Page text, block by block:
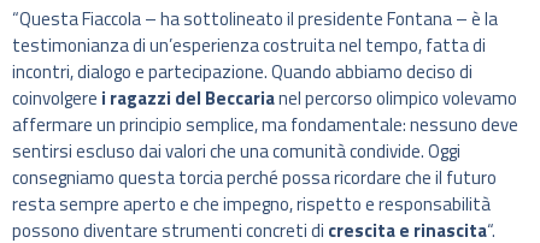
“Questa Fiaccola – ha sottolineato il presidente Fontana – è la
testimonianza di un’esperienza costruita nel tempo, fatta di
incontri, dialogo e partecipazione. Quando abbiamo deciso di
coinvolgere i ragazzi del Beccarianel percorso olimpico volevamo
affermare un principio semplice, ma fondamentale: nessuno deve
sentirsi escluso dai valori che una comunità condivide. Oggi
consegniamo questa torcia perché possa ricordare che il futuro
resta sempre aperto e che impegno, rispetto e responsabilità
possono diventare strumenti concreti di crescita e rinascita“.